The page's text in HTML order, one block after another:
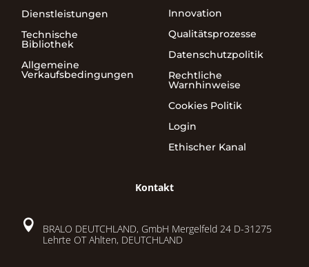
Dienstleistungen
Technische
Bibliothek
Allgemeine
Verkaufsbedingungen
Innovation
Qualitätsprozesse
Datenschutzpolitik
Rechtliche
Warnhinweise
Cookies Politik
Login
Ethischer Kanal
Kontakt

BRALO DEUTCHLAND, GmbH Mergelfeld 24 D-31275
Lehrte OT Ahlten, DEUTCHLAND